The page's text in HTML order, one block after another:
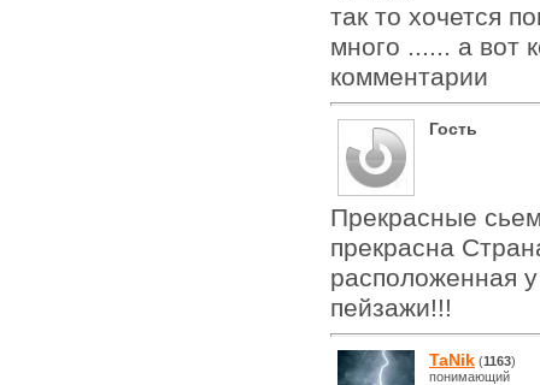
так то хочется
много ...... а вот
комментарии
Гость
Прекрасные
прекрасна
расположенная
пейзажи!!!
TaNik (1163)
понимающий